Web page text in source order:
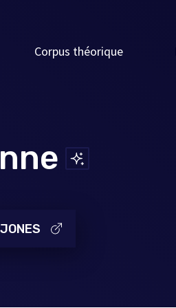
Corpus théorique